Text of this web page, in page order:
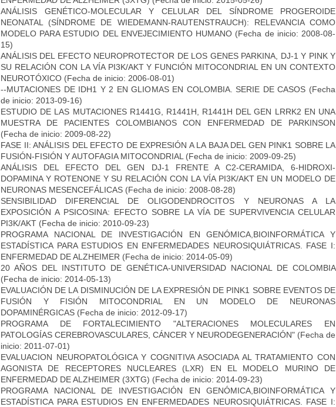
ANÁLISIS GENÉTICO-MOLECULAR Y CELULAR DEL SÍNDROME PROGEROIDE
NEONATAL (SÍNDROME DE WIEDEMANN-RAUTENSTRAUCH): RELEVANCIA COMO
MODELO PARA ESTUDIO DEL ENVEJECIMIENTO HUMANO (Fecha de inicio: 2008-08-
15)
ANÁLISIS DEL EFECTO NEUROPROTECTOR DE LOS GENES PARKINA, DJ-1 Y PINK Y
SU RELACIÓN CON LA VÍA PI3K/AKT Y FUNCIÓN MITOCONDRIAL EN UN CONTEXTO
NEUROTÓXICO (Fecha de inicio: 2006-08-01)
--MUTACIONES DE IDH1 Y 2 EN GLIOMAS EN COLOMBIA. SERIE DE CASOS (Fecha
de inicio: 2013-09-16)
ESTUDIO DE LAS MUTACIONES R1441G, R1441H, R1441H DEL GEN LRRK2 EN UNA
MUESTRA DE PACIENTES COLOMBIANOS CON ENFERMEDAD DE PARKINSON
(Fecha de inicio: 2009-08-22)
FASE II: ANÁLISIS DEL EFECTO DE EXPRESIÓN A LA BAJA DEL GEN PINK1 SOBRE LA
FUSIÓN-FISIÓN Y AUTOFAGIA MITOCONDRIAL (Fecha de inicio: 2009-09-25)
ANÁLISIS DEL EFECTO DEL GEN DJ-1 FRENTE A C2-CERAMIDA, 6-HIDROXI-
DOPAMINA Y ROTENONE Y SU RELACIÓN CON LA VÍA PI3K/AKT EN UN MODELO DE
NEURONAS MESENCEFÁLICAS (Fecha de inicio: 2008-08-28)
SENSIBILIDAD DIFERENCIAL DE OLIGODENDROCITOS Y NEURONAS A LA
EXPOSICIÓN A PSICOSINA: EFECTO SOBRE LA VÍA DE SUPERVIVENCIA CELULAR
PI3K/AKT (Fecha de inicio: 2010-09-23)
PROGRAMA NACIONAL DE INVESTIGACIÓN EN GENÓMICA,BIOINFORMÁTICA Y
ESTADÍSTICA PARA ESTUDIOS EN ENFERMEDADES NEUROSIQUIÁTRICAS. FASE I:
ENFERMEDAD DE ALZHEIMER (Fecha de inicio: 2014-05-09)
20 AÑOS DEL INSTITUTO DE GENÉTICA-UNIVERSIDAD NACIONAL DE COLOMBIA
(Fecha de inicio: 2014-05-13)
EVALUACIÓN DE LA DISMINUCIÓN DE LA EXPRESIÓN DE PINK1 SOBRE EVENTOS DE
FUSIÓN Y FISIÓN MITOCONDRIAL EN UN MODELO DE NEURONAS
DOPAMINÉRGICAS (Fecha de inicio: 2012-09-17)
PROGRAMA DE FORTALECIMIENTO "ALTERACIONES MOLECULARES EN
PATOLOGÍAS CEREBROVASCULARES, CÁNCER Y NEURODEGENERACIÓN" (Fecha de
inicio: 2011-07-01)
EVALUACION NEUROPATOLÓGICA Y COGNITIVA ASOCIADA AL TRATAMIENTO CON
AGONISTA DE RECEPTORES NUCLEARES (LXR) EN EL MODELO MURINO DE
ENFERMEDAD DE ALZHEIMER (3XTG) (Fecha de inicio: 2014-09-23)
PROGRAMA NACIONAL DE INVESTIGACIÓN EN GENÓMICA,BIOINFORMÁTICA Y
ESTADÍSTICA PARA ESTUDIOS EN ENFERMEDADES NEUROSIQUIÁTRICAS. FASE I: